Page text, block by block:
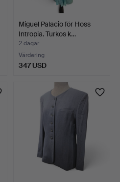
Miguel Palacio för Hoss
Intropia. Turkos k…
2 dagar
Värdering
347 USD